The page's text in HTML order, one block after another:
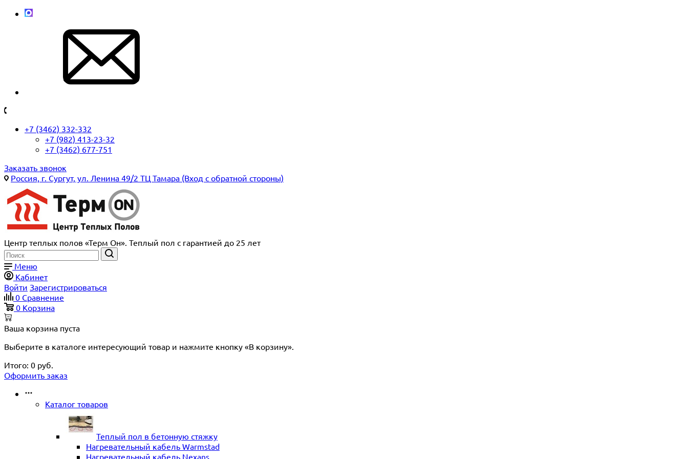
+7 (3462) 332-332
+7 (982) 413-23-32
+7 (3462) 677-751
Заказать звонок
Россия, г. Сургут, ул. Ленина 49/2 ТЦ Тамара (Вход с обратной стороны)
Центр теплых полов «Терм Он». Теплый пол с гарантией до 25 лет
Меню
Кабинет
Войти Зарегистрироваться
0 Сравнение
0 Корзина
Ваша корзина пуста
Выберите в каталоге интересующий товар и нажмите кнопку «В корзину».
Итого: 0 руб.
Оформить заказ
Каталог товаров
Теплый пол в бетонную стяжку
Нагревательный кабель Warmstad
Нагревательный кабель Nexans